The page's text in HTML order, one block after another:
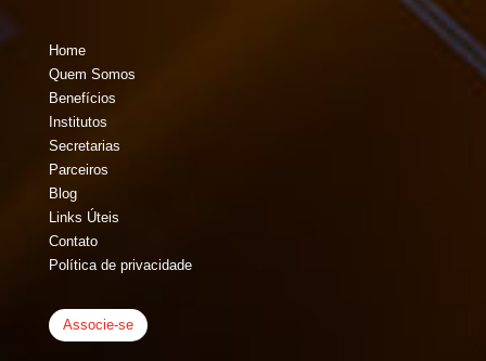
Home
Quem Somos
Benefícios
Institutos
Secretarias
Parceiros
Blog
Links Úteis
Contato
Política de privacidade
Associe-se